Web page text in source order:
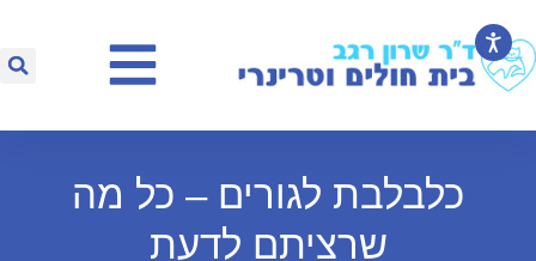
כלבלבת לגורים – כל מה
שרציתם לדעת